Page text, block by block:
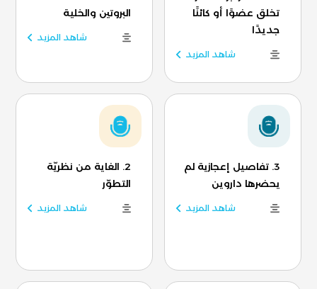
تخلق عضوًا أو كائنًا
جديدًا
شاهد المزيد
البروتين والخلية
شاهد المزيد
3. تفاصيل إعجازية لم
يحضرها داروين
شاهد المزيد
2. الغاية من نظريّة
التطوّر
شاهد المزيد